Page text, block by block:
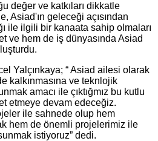
değer ve katkıları dikkatle
Asiad'ın geleceği açısından
ile ilgili bir kanaata sahip olmaları
ve hem de iş dünyasında Asiad
Yalçınkaya; “ Asiad ailesi olarak
kalkınmasına ve teknlojik
amacı ile çıktığmız bu kutlu
etmeye devam edeceğiz.
ile sahnede olup hem
hem de önemli projelerimiz ile
istiyoruz” dedi.